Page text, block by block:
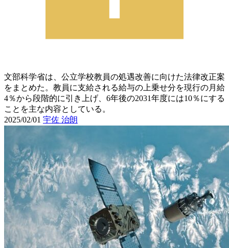
文部科学省は、公立学校教員の処遇改善に向けた法律改正案
をまとめた。教員に支給される給与の上乗せ分を現行の月給
4％から段階的に引き上げ、6年後の2031年度には10％にする
ことを主な内容としている。
2025/02/01 宇佐 治朗